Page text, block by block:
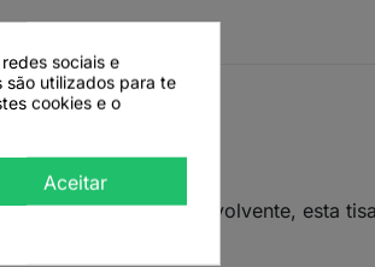
e laranja. Suave e envolvente, esta
sociais e
utilizados para te
cookies e o
Aceitar